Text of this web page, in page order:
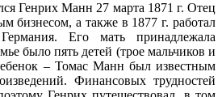
Генрих Манн 27 марта 1871 г. Отец
бизнесом, а также в 1877 г. работал
Его мать принадлежала
было пять детей (трое мальчиков и
– Томас Манн был известным
Финансовых трудностей